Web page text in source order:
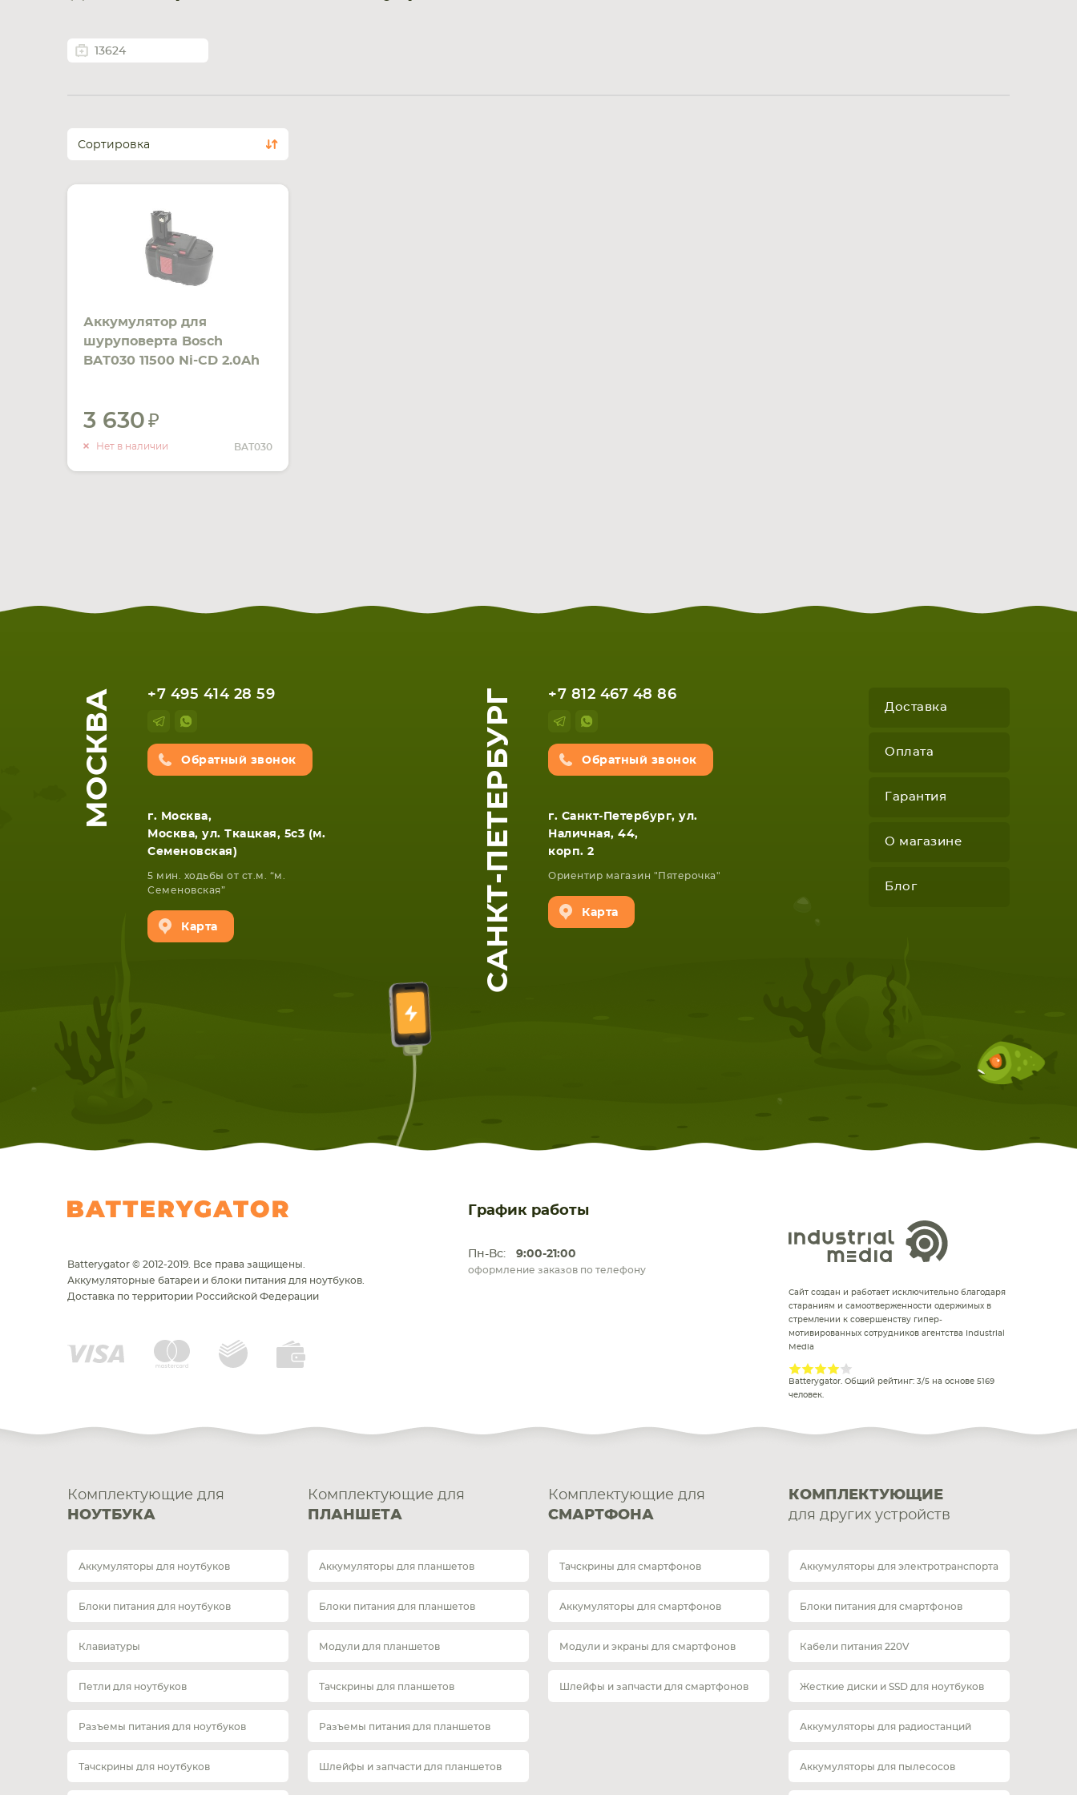
НОУТБУКА
13624
Сортировка
Аккумулятор для
шуруповерта Bosch
BAT030 11500 Ni-CD 2.0Ah
3 630
Нет в наличии BAT030
О НАЛИЧИИ
МОСКВА +7 495 414 28 59
Обратный звонок
г. Москва,
Москва, ул. Ткацкая, 5с3 (м.
Семеновская)
5 мин. ходьбы от ст.м. “м.
Семеновская”
Карта САНКТ-ПЕТЕРБУРГ +7 812 467 48 86
Обратный звонок
г. Санкт-Петербург, ул.
Наличная, 44,
корп. 2
Ориентир магазин "Пятерочка"
Карта
Доставка
Оплата
Гарантия
О магазине
Блог
График работы
Пн-Вс: 9:00-21:00
оформление заказов по телефону
Batterygator © 2012-2019. Все права защищены.
Аккумуляторные батареи и блоки питания для ноутбуков.
Доставка по территории Российской Федерации
Сайт создан и работает исключительно благодаря
стараниям и самоотверженности одержимых в
стремлении к совершенству гипер-
мотивированных сотрудников агентства Industrial
Media
Batterygator. Общий рейтинг: 3/5 на основе 5169
человек.
Комплектующие для
НОУТБУКА
Аккумуляторы для ноутбуков
Блоки питания для ноутбуков
Клавиатуры
Петли для ноутбуков
Разъемы питания для ноутбуков
Тачскрины для ноутбуков
Комплектующие для
ПЛАНШЕТА
Аккумуляторы для планшетов
Блоки питания для планшетов
Модули для планшетов
Тачскрины для планшетов
Разъемы питания для планшетов
Шлейфы и запчасти для планшетов
Комплектующие для
СМАРТФОНА
Тачскрины для смартфонов
Аккумуляторы для смартфонов
Модули и экраны для смартфонов
Шлейфы и запчасти для смартфонов
КОМПЛЕКТУЮЩИЕ
для других устройств
Аккумуляторы для электротранспорта
Блоки питания для смартфонов
Кабели питания 220V
Жесткие диски и SSD для ноутбуков
Аккумуляторы для радиостанций
Аккумуляторы для пылесосов